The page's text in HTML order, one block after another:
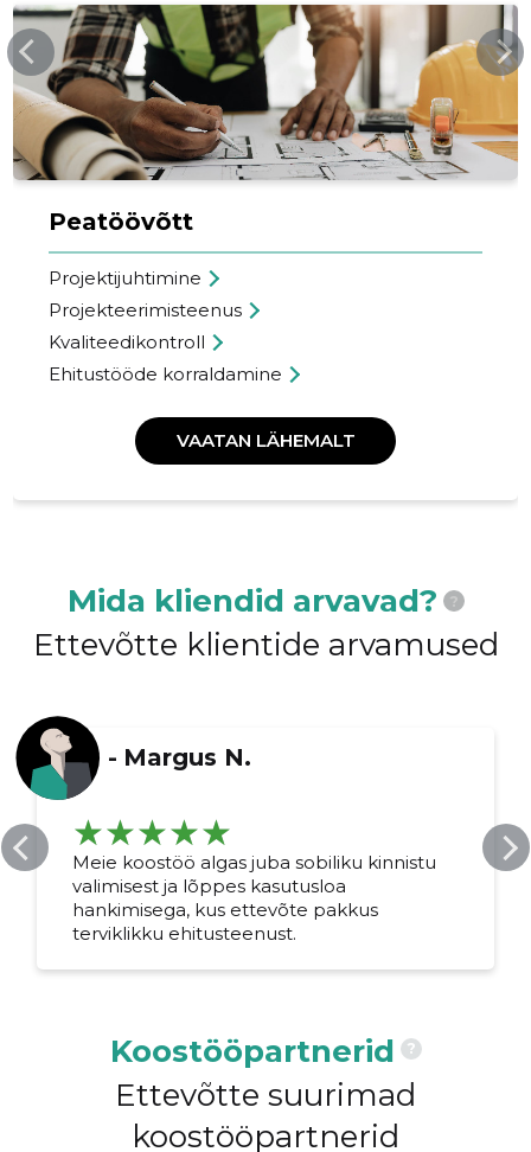
MEGARON.EE
Peatöövõtt
Projektijuhtimine
Projekteerimisteenus
Kvaliteedikontroll
Ehitustööde korraldamine
VAATAN LÄHEMALT
Mida kliendid arvavad? ?
Ettevõtte klientide arvamused
- Margus N.
Meie koostöö algas juba sobiliku kinnistu
valimisest ja lõppes kasutusloa
hankimisega, kus ettevõte pakkus
terviklikku ehitusteenust.
Koostööpartnerid ?
Ettevõtte suurimad
koostööpartnerid